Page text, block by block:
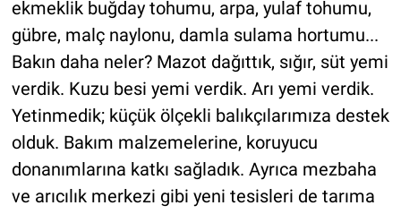
ekmeklik buğday tohumu, arpa, yulaf tohumu,
gübre, malç naylonu, damla sulama hortumu...
Bakın daha neler? Mazot dağıttık, sığır, süt yemi
verdik. Kuzu besi yemi verdik. Arı yemi verdik.
Yetinmedik; küçük ölçekli balıkçılarımıza destek
olduk. Bakım malzemelerine, koruyucu
donanımlarına katkı sağladık. Ayrıca mezbaha
ve arıcılık merkezi gibi yeni tesisleri de tarıma